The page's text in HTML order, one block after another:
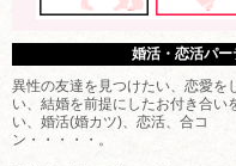
婚活・恋活パ
異性の友達を見つけたい、恋愛を
い、結婚を前提にしたお付き合い
い、婚活(婚カツ)、恋活、合コ
ン・・・・・。